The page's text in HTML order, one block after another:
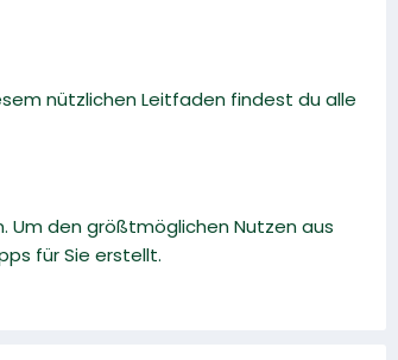
nützlichen Leitfaden findest du alle
Um den größtmöglichen Nutzen aus
für Sie erstellt.